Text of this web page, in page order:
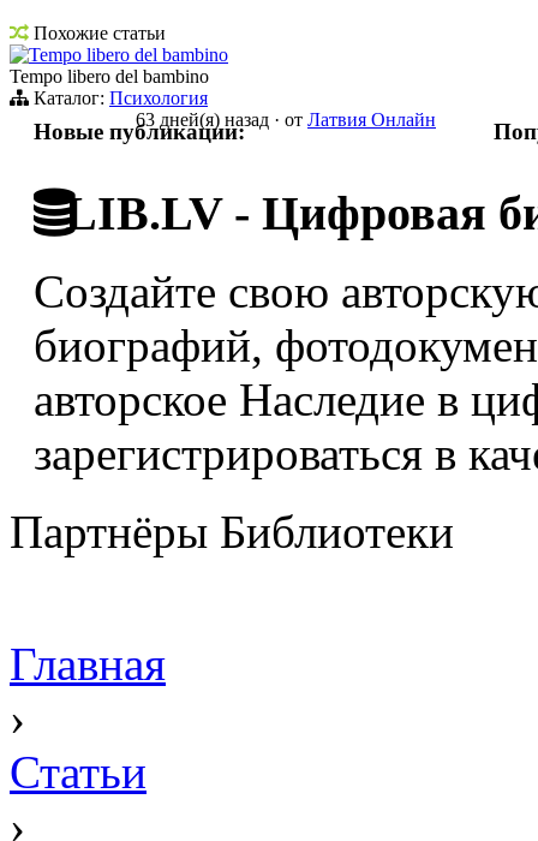
Похожие статьи
Tempo libero del bambino
Tempo libero del bambino
Каталог: Психология
63 дней(я) назад · от Латвия Онлайн
Новые публикации:
LIB.LV - Цифровая
Создайте свою
биографий,
авторское Наследие в
зарегистрироваться в
Партнёры Библиотеки
Главная
›
Статьи
›